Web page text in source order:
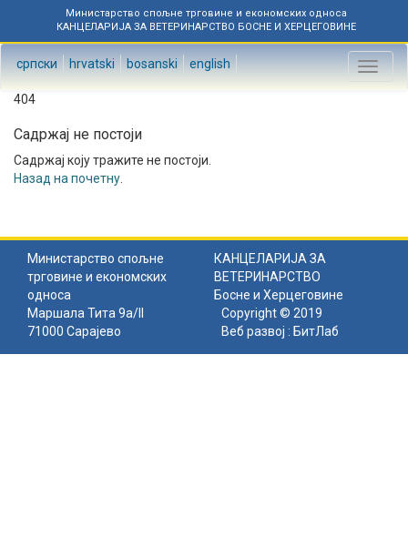
Министарство спољне трговине и економских односа
КАНЦЕЛАРИЈА ЗА ВЕТЕРИНАРСТВО БОСНЕ И ХЕРЦЕГОВИНЕ
српски hrvatski bosanski english
Toggle
404
Садржај не постоји
Садржај коју тражите не постоји.
Назад на почетну
Министарство спољне
трговине и економских
односа
КАНЦЕЛАРИЈА ЗА
ВЕТЕРИНАРСТВО
Босне и Херцеговине
Маршала Тита 9а/II
71000 Сарајево
Copyright © 2019
Веб развој : БитЛаб